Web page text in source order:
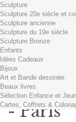
Il y a 1
Total produits TTC
Frais de port TTC
Total TTC
Continuer mes
Sculpture
Sculpture 20e siècle et
Sculpture ancienne
Sculpture du 19e siècle
Sculpture Bronze
Enfants
Idées Cadeaux
Bijoux
Art et Bande dessinée
Beaux livres
Sélection Enfance et
Cartes, Coffrets &
Musée
- Paris